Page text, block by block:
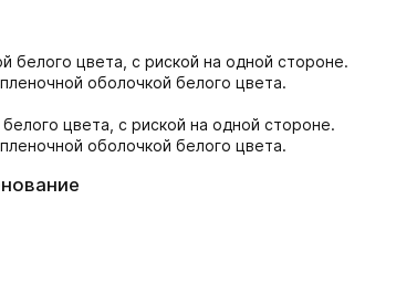
белого цвета, с риской на одной стороне.
оболочкой белого цвета.
цвета, с риской на одной стороне.
оболочкой белого цвета.